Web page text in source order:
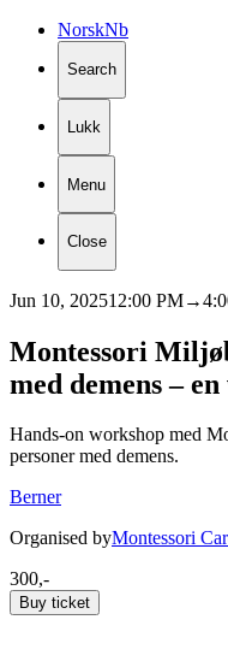
NorskNb
Search
Lukk
Menu
Close
Jun 10, 202512:00 PM→
Montessori
med demens – en
Hands-on workshop med
personer med demens.
Berner
Organised byMontessori
300,-
Buy ticket